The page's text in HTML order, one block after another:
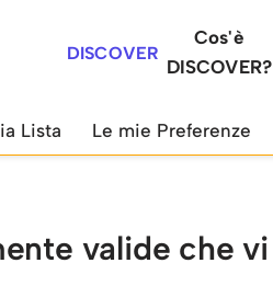
DISCOVER
Cos'è
DISCOVER?
Lista Le mie Preferenze
valide che vi